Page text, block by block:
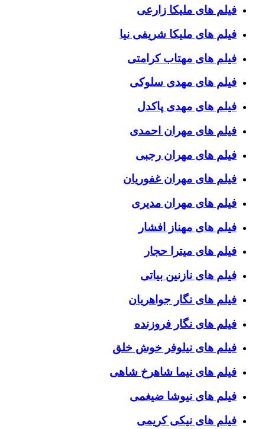
فیلم های ملیکا زارعی
فیلم های ملیکا شریفی نیا
فیلم های مهتاب کرامتی
فیلم های مهدی سلوکی
فیلم های مهدی پاکدل
فیلم های مهران احمدی
فیلم های مهران رجبی
فیلم های مهران غفوریان
فیلم های مهران مدیری
فیلم های مهناز افشار
فیلم های میترا حجار
فیلم های نازنین بیاتی
فیلم های نگار جواهریان
فیلم های نگار فروزنده
فیلم های نیلوفر خوش خلق
فیلم های نیما شاهرخ شاهی
فیلم های نیوشا ضیغمی
فیلم های نیکی کریمی